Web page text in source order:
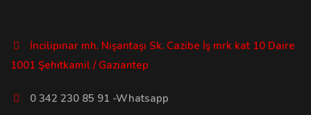
İncilipınar mh. Nişantaşı Sk. Cazibe İş mrk kat 10 Daire
1001 Şehitkamil / Gaziantep
0 342 230 85 91 -Whatsapp